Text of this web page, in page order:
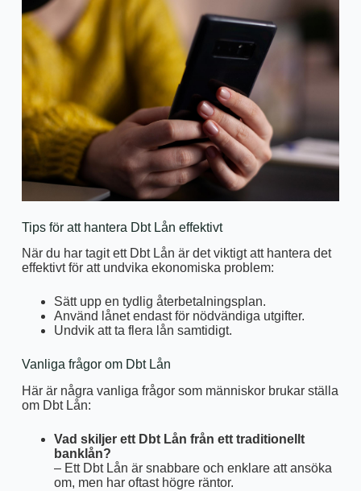
Tips för att hantera Dbt Lån effektivt
När du har tagit ett Dbt Lån är det viktigt att hantera det
effektivt för att undvika ekonomiska problem:
Sätt upp en tydlig återbetalningsplan.
Använd lånet endast för nödvändiga utgifter.
Undvik att ta flera lån samtidigt.
Vanliga frågor om Dbt Lån
Här är några vanliga frågor som människor brukar ställa
om Dbt Lån:
Vad skiljer ett Dbt Lån från ett traditionellt
banklån?
– Ett Dbt Lån är snabbare och enklare att ansöka
om, men har oftast högre räntor.